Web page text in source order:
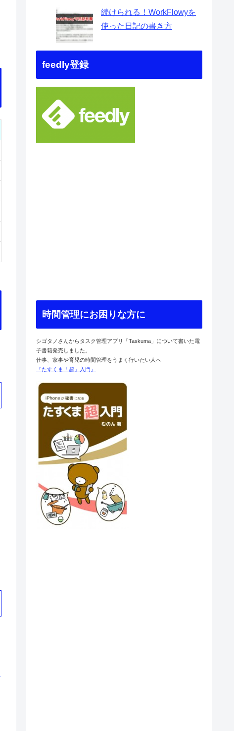
続けられる！WorkFlowyを
使った日記の書き方
feedly登録
時間管理にお困りな方に
シゴタノさんからタスク管理アプリ「Taskuma」について書いた電
子書籍発売しました。
仕事、家事や育児の時間管理をうまく行いたい人へ
『たすくま「超」入門』